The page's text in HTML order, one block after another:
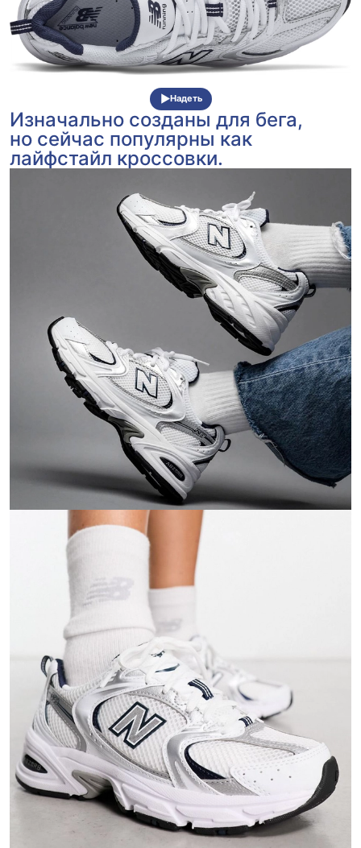
Надеть
Изначально созданы для бега,
но сейчас популярны как
лайфстайл кроссовки.